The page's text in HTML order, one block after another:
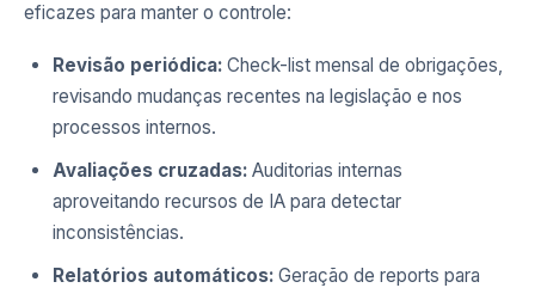
eficazes para manter o controle:
Revisão periódica: Check-list mensal de obrigações,
revisando mudanças recentes na legislação e nos
processos internos.
Avaliações cruzadas: Auditorias internas
aproveitando recursos de IA para detectar
inconsistências.
Relatórios automáticos: Geração de reports para